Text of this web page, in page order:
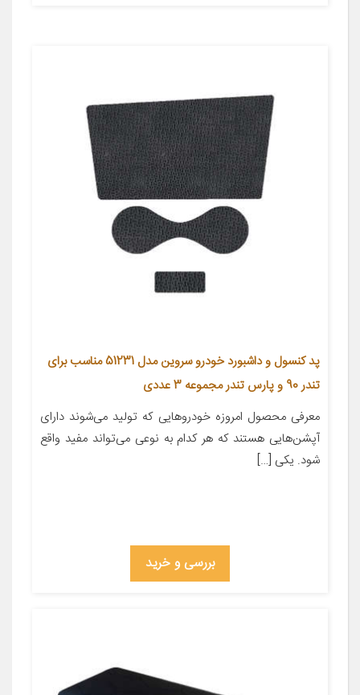
پد کنسول و داشبورد خودرو سروین مدل 51231 مناسب برای
تندر 90 و پارس تندر مجموعه 3 عددی
معرفی محصول امروزه خودروهایی که تولید می‌شوند دارای
آپشن‌هایی هستند که هر کدام به نوعی می‌تواند مفید واقع
شود. یکی […]
بررسی و خرید